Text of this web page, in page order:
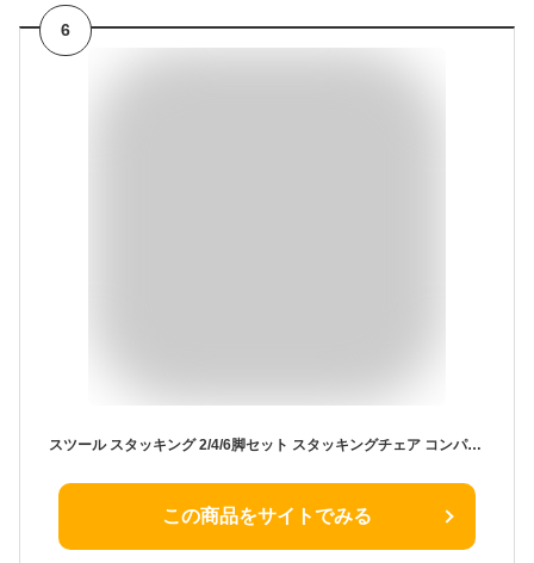
6
スツール スタッキング 2/4/6脚セット スタッキングチェア コンパクト キッチン ダイニング おしゃれ ラウンドベンチ チェアー イス 椅子 いす 北欧 シンプル リビングルーム チェア プラスチックスツール 積み重ね 省スペース 頑丈 耐久性 耐荷重 滑り止め 家庭 来客用
この商品をサイトでみる